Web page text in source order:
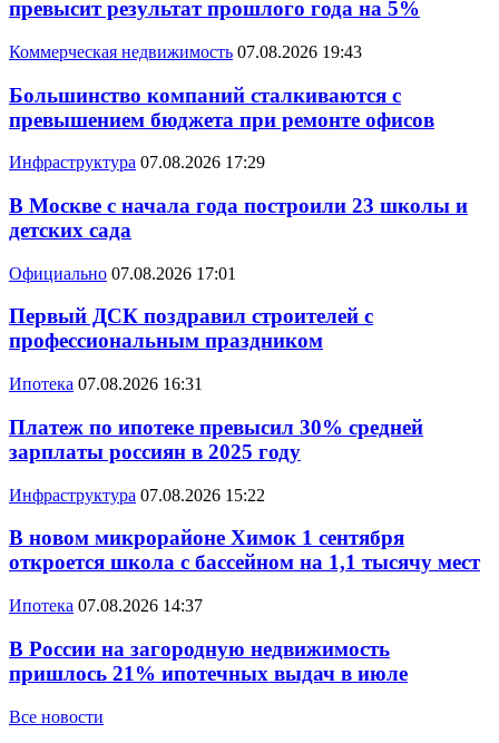
превысит результат прошлого года на 5%
Коммерческая недвижимость 07.08.2026 19:43
Большинство компаний сталкиваются с
превышением бюджета при ремонте офисов
Инфраструктура 07.08.2026 17:29
В Москве с начала года построили 23 школы и
детских сада
Официально 07.08.2026 17:01
Первый ДСК поздравил строителей с
профессиональным праздником
Ипотека 07.08.2026 16:31
Платеж по ипотеке превысил 30% средней
зарплаты россиян в 2025 году
Инфраструктура 07.08.2026 15:22
В новом микрорайоне Химок 1 сентября
откроется школа с бассейном на 1,1 тысячу мест
Ипотека 07.08.2026 14:37
В России на загородную недвижимость
пришлось 21% ипотечных выдач в июле
Все новости